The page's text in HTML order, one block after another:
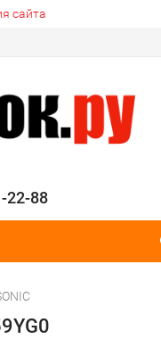
сайта
22-88